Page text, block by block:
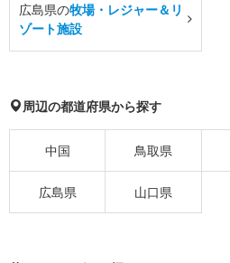
広島県の牧場・レジャー＆リ
ゾート施設
周辺の都道府県から探す
中国 鳥取県
広島県 山口県